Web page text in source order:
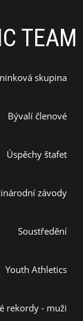
TEAM
skupina
Bývalí členové
Úspěchy štafet
závody
Soustředění
Youth Athletics
rekordy - muži